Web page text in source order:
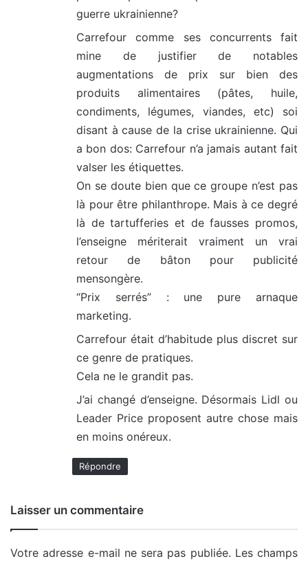
guerre ukrainienne?
Carrefour comme ses concurrents fait
mine de justifier de notables
augmentations de prix sur bien des
produits alimentaires (pâtes, huile,
condiments, légumes, viandes, etc) soi
disant à cause de la crise ukrainienne. Qui
a bon dos: Carrefour n’a jamais autant fait
valser les étiquettes.
On se doute bien que ce groupe n’est pas
là pour être philanthrope. Mais à ce degré
là de tartufferies et de fausses promos,
l’enseigne mériterait vraiment un vrai
retour de bâton pour publicité
mensongère.
“Prix serrés” : une pure arnaque
marketing.
Carrefour était d’habitude plus discret sur
ce genre de pratiques.
Cela ne le grandit pas.
J’ai changé d’enseigne. Désormais Lidl ou
Leader Price proposent autre chose mais
en moins onéreux.
Répondre
Laisser un commentaire
Votre adresse e-mail ne sera pas publiée. Les champs